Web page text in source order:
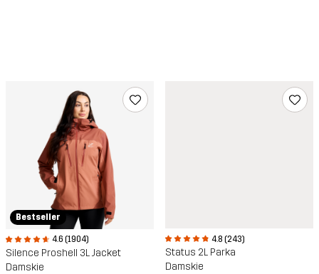
Bestseller
4.6 (1904)
Silence Proshell 3L Jacket
Damskie
4.8 (243)
Status 2L Parka
Damskie